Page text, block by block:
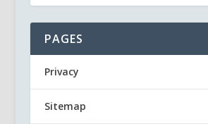
PAGES
Privacy
Sitemap